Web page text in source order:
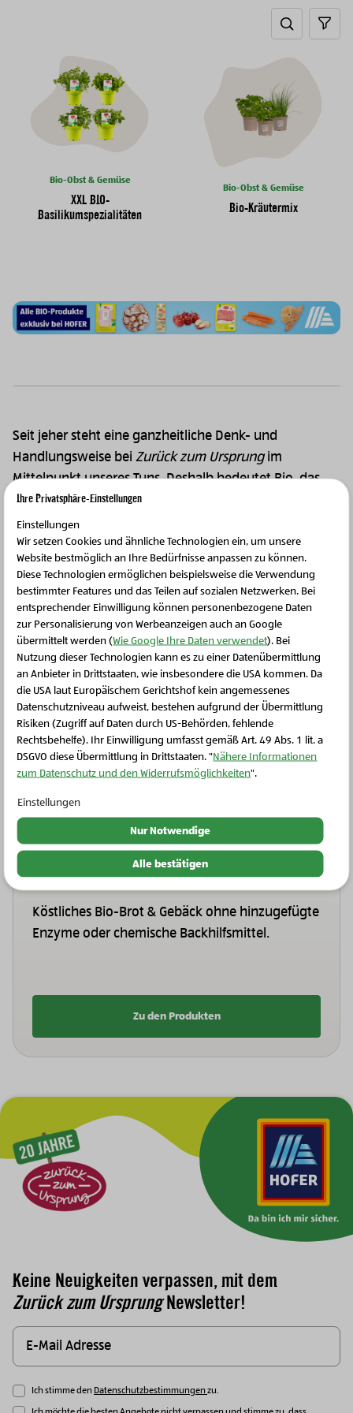
Search
Bio-Obst & Gemüse
XXL BIO-
Basilikumspezialitäten
Bio-Obst & Gemüse
Bio-Kräutermix
Seit jeher steht eine ganzheitliche Denk- und
Handlungsweise bei Zurück zum Ursprungim
Mittelpunkt unseres Tuns. Deshalb bedeutet Bio, das
weiter geht, für uns weit über gesetzliche Vorgaben
hinaus zu gehen. Die
Produkte werden gemäß dem unabhängigen Prüf
Nach!-Standard hergestellt, der Bio mit Nachhaltigkeit
und Transparenz verbindet.
Vom Anbau über die Herstellung bis hin zum
Endprodukt bleiben wir dabei unseren 8 Grundwerten
treu. Wussten Sie, dass Sie den Ursprung unserer
Produkte online bis zu den Bäuer:innen rückverfolgen
können? Darüber hinaus istZurück zum Ursprungdie
erste Marke, die ihre Nachhaltigkeit umfassend und
nachvollziehbar wissenschaftlich belegen kann.
Unsere Bio-Brot & Gebäck
Vielfalt:
Köstliches Bio-Brot & Gebäck ohne hinzugefügte
Enzyme oder chemische Backhilfsmittel.
Zu den Produkten
Zur Hauptnavigation
Keine Neuigkeiten verpassen, mit dem
Zurück zum UrsprungNewsletter!
Ich stimme den Datenschutzbestimmungenzu.
Schließen Sie dieses Feld
Ihre Privatsphäre-Einstellungen
Einstellungen
Wir setzen Cookies und ähnliche Technologien ein, um unsere
Website bestmöglich an Ihre Bedürfnisse anpassen zu können.
Diese Technologien ermöglichen beispielsweise die Verwendung
bestimmter Features und das Teilen auf sozialen Netzwerken. Bei
entsprechender Einwilligung können personenbezogene Daten
zur Personalisierung von Werbeanzeigen auch an Google
übermittelt werden (Wie Google Ihre Daten verwendet). Bei
Nutzung dieser Technologien kann es zu einer Datenübermittlung
an Anbieter in Drittstaaten, wie insbesondere die USA kommen. Da
die USA laut Europäischem Gerichtshof kein angemessenes
Datenschutzniveau aufweist, bestehen aufgrund der Übermittlung
Risiken (Zugriff auf Daten durch US-Behörden, fehlende
Rechtsbehelfe). Ihr Einwilligung umfasst gemäß Art. 49 Abs. 1 lit. a
DSGVO diese Übermittlung in Drittstaaten. "Nähere Informationen
zum Datenschutz und den Widerrufsmöglichkeiten".
Einstellungen
Nur Notwendige
Alle bestätigen